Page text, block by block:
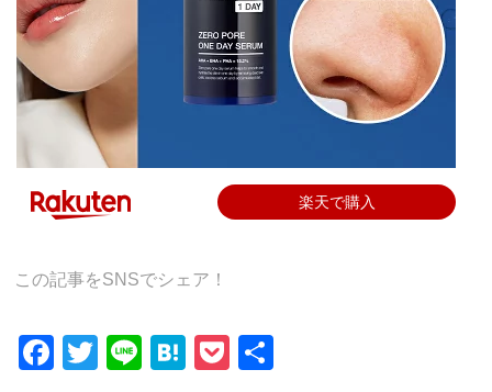
楽天で購入
この記事をSNSでシェア！
F
T
Li
H
P